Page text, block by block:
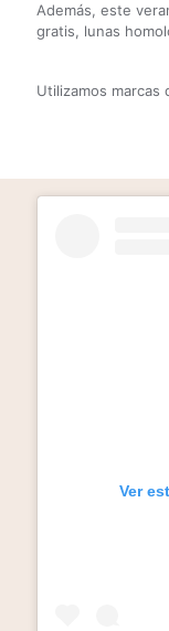
Además, este
gratis, lunas
Utilizamos marcas
Ver